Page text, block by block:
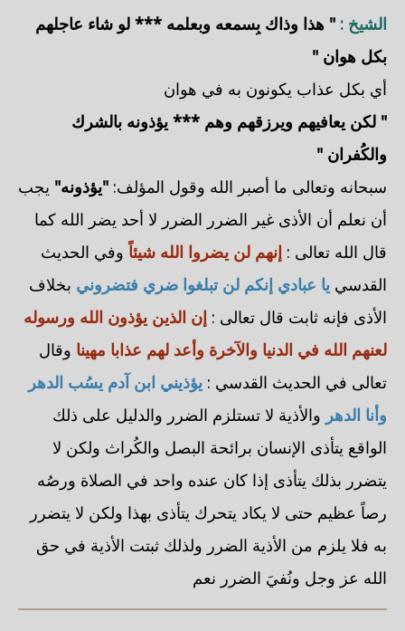
الشيخ : " هذا وذاك بِسمعه وبعلمه *** لو شاء عاجلهم
بكل هوان "
أي بكل عذاب يكونون به في هوان
" لكن يعافيهم ويرزقهم وهم *** يؤذونه بالشرك
والكُفران "
سبحانه وتعالى ما أصبر الله وقول المؤلف: "يؤذونه" يجب
أن نعلم أن الأذى غير الضرر الضرر لا أحد يضر الله كما
قال الله تعالى : إنهم لن يضروا الله شيئاً وفي الحديث
القدسي يا عبادي إنكم لن تبلغوا ضري فتضروني بخلاف
الأذى فإنه ثابت قال تعالى : إن الذين يؤذون الله ورسوله
لعنهم الله في الدنيا والآخرة وأعد لهم عذابا مهينا وقال
تعالى في الحديث القدسي : يؤذيني ابن آدم يسُب الدهر
وأنا الدهر والأذية لا تستلزم الضرر والدليل على ذلك
الواقع يتأذى الإنسان برائحة البصل والكُراث ولكن لا
يتضرر بذلك يتأذى إذا كان عنده واحد في الصلاة ورصُه
رصاً عظيم حتى لا يكاد يتحرك يتأذى بهذا ولكن لا يتضرر
به فلا يلزم من الأذية الضرر ولذلك ثبتت الأذية في حق
الله عز وجل ونُفيَ الضرر نعم